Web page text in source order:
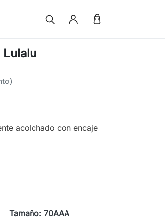
Lulalu
acolchado con encaje
Tamaño: 70AAA